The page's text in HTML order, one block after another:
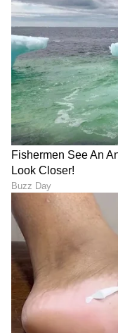
LATEST VIDEOS
ವ್ಯವಹಾರ (
ಬ್ಯಾಂಕಿಂಗ್ (
ಆರ್ಥಿಕತೆ, ಜಾಗತಿಕ
ಹೂಡಿಕೆ ಸೇರಿದಂತೆ
ಸುದ್ದಿಗಳನ್ನು